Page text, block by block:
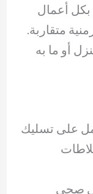
بكل أعمال
متقاربة.
أو ما به
على تسليك
صحي